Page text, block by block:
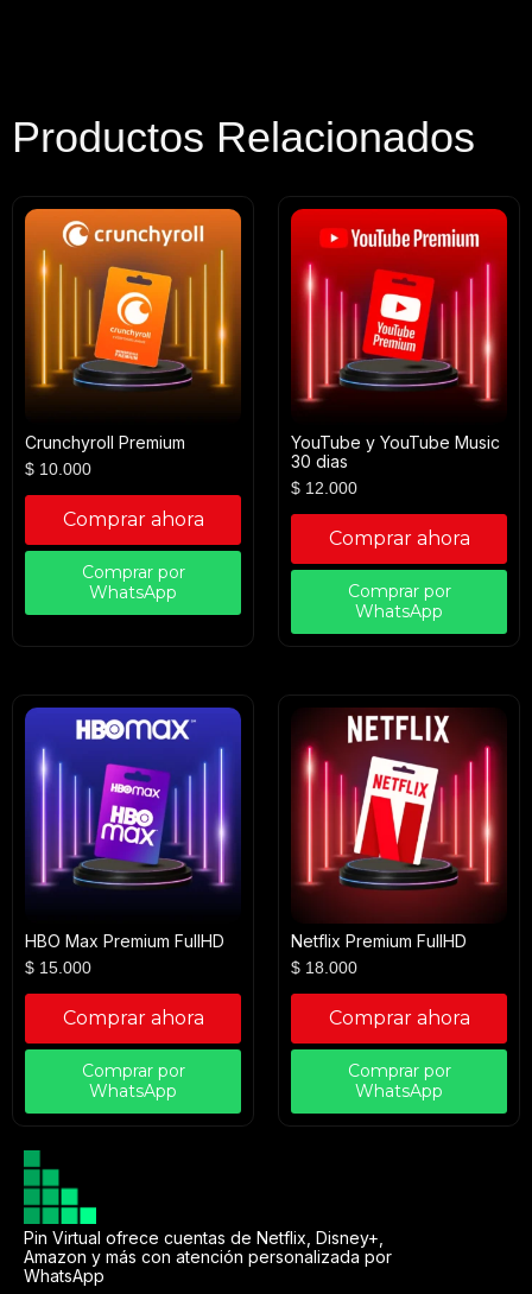
Productos Relacionados
Crunchyroll Premium
$ 10.000
Comprar ahora
Comprar por
WhatsApp
YouTube y YouTube Music
30 dias
$ 12.000
Comprar ahora
Comprar por
WhatsApp
HBO Max Premium FullHD
$ 15.000
Comprar ahora
Comprar por
WhatsApp
Netflix Premium FullHD
$ 18.000
Comprar ahora
Comprar por
WhatsApp
Pin Virtual ofrece cuentas de Netflix, Disney+,
Amazon y más con atención personalizada por
WhatsApp